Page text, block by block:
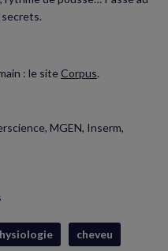
: le siteCorpus.
MGEN, Inserm,
cheveu